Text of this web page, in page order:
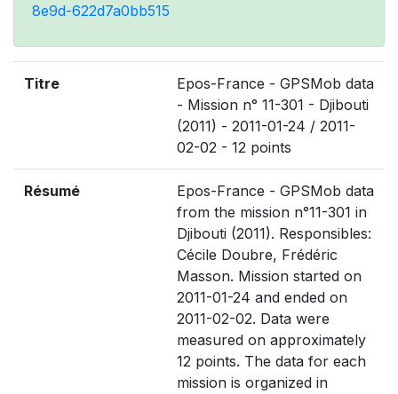
8e9d-622d7a0bb515
Titre
Epos-France - GPSMob data
- Mission n° 11-301 - Djibouti
(2011) - 2011-01-24 / 2011-
02-02 - 12 points
Résumé
Epos-France - GPSMob data
from the mission n°11-301 in
Djibouti (2011). Responsibles:
Cécile Doubre, Frédéric
Masson. Mission started on
2011-01-24 and ended on
2011-02-02. Data were
measured on approximately
12 points. The data for each
mission is organized in